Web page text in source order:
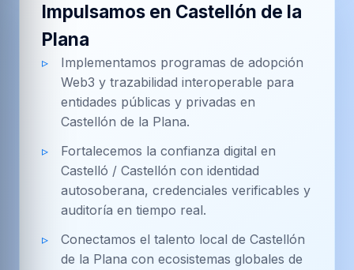
Impulsamos en Castellón de la
Plana
Implementamos programas de adopción
Web3 y trazabilidad interoperable para
entidades públicas y privadas en
Castellón de la Plana.
Fortalecemos la confianza digital en
Castelló / Castellón con identidad
autosoberana, credenciales verificables y
auditoría en tiempo real.
Conectamos el talento local de Castellón
de la Plana con ecosistemas globales de